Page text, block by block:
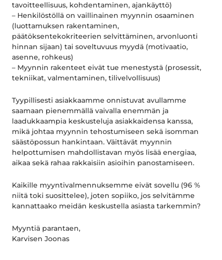
tavoitteellisuus, kohdentaminen, ajankäyttö)
– Henkilöstöllä on vaillinainen myynnin osaaminen
(luottamuksen rakentaminen,
päätöksentekokriteerien selvittäminen, arvonluonti
hinnan sijaan) tai soveltuvuus myydä (motivaatio,
asenne, rohkeus)
– Myynnin rakenteet eivät tue menestystä (prosessit,
tekniikat, valmentaminen, tilivelvollisuus)
Tyypillisesti asiakkaamme onnistuvat avullamme
saamaan pienemmällä vaivalla enemmän ja
laadukkaampia keskusteluja asiakkaidensa kanssa,
mikä johtaa myynnin tehostumiseen sekä isomman
säästöpossun hankintaan. Väittävät myynnin
helpottumisen mahdollistavan myös lisää energiaa,
aikaa sekä rahaa rakkaisiin asioihin panostamiseen.
Kaikille myyntivalmennuksemme eivät sovellu (96 %
niitä toki suosittelee), joten sopiiko, jos selvitämme
kannattaako meidän keskustella asiasta tarkemmin?
Myyntiä parantaen,
Karvisen Joonas